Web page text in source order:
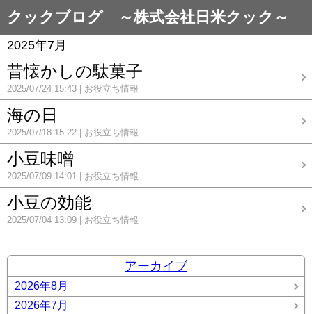
クックブログ ～株式会社日米クック～
2025年7月
昔懐かしの駄菓子
2025/07/24 15:43 お役立ち情報
海の日
2025/07/18 15:22 お役立ち情報
小豆味噌
2025/07/09 14:01 お役立ち情報
小豆の効能
2025/07/04 13:09 お役立ち情報
アーカイブ
2026年8月
2026年7月